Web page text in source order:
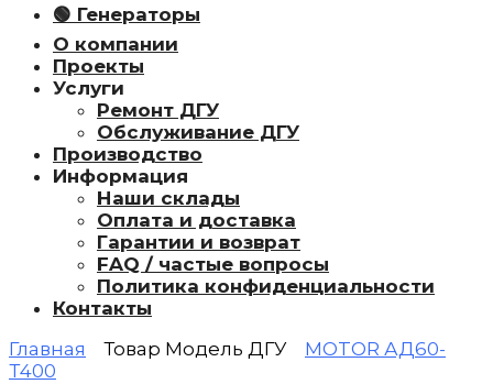
🟢 Генераторы
О компании
Проекты
Услуги
Ремонт ДГУ
Обслуживание ДГУ
Производство
Информация
Наши склады
Оплата и доставка
Гарантии и возврат
FAQ / частые вопросы
Политика конфиденциальности
Контакты
Главная
Товар Модель ДГУ
MOTOR АД60-
Т400